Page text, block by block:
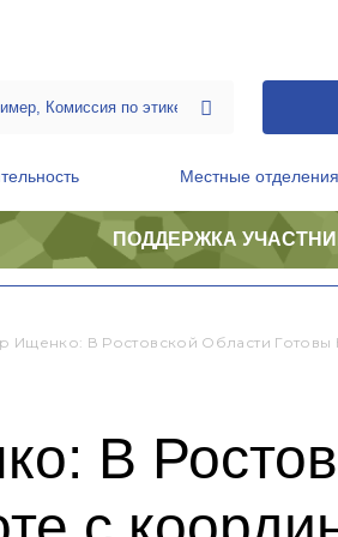
Местные отделения
ПОДДЕРЖКА
Ищенко: В Ростовской Области
В